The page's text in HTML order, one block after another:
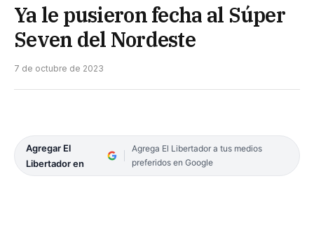
Ya le pusieron fecha al Súper
Seven del Nordeste
7 de octubre de 2023
Agregar El
Libertador en
Agrega El Libertador a tus medios
preferidos en Google